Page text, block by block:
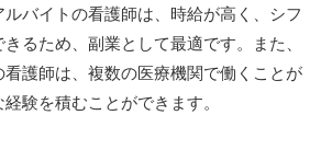
バイトの看護師は、時給が高く、シフ
るため、副業として最適です。また、
護師は、複数の医療機関で働くことが
験を積むことができます。